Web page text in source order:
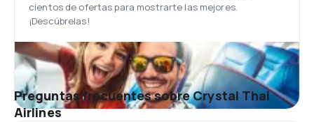
cientos de ofertas para mostrarte las mejores.
¡Descúbrelas!
Preguntas frecuentes sobre Crystal Thai
Airlines